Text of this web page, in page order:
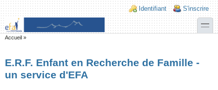
Aller au contenu principal
Skip to search
Login links
Identifiant S'inscrire
toggle
Vous êtes ici
Accueil »
E.R.F. Enfant en Recherche de Famille -
un service d'EFA